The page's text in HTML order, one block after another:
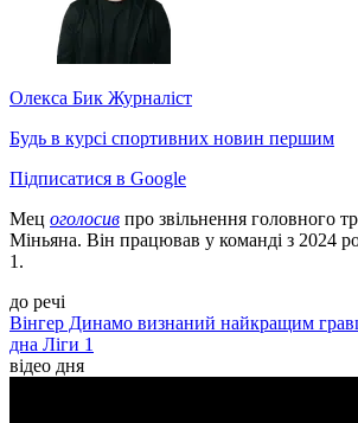
Олекса Бик Журналіст
Будь в курсі спортивних новин першим
Підписатися в Google
Мец оголосив про звільнення головного
Міньяна. Він працював у команді з 2024
1.
до речі
Вінгер Динамо визнаний найкращим
дна Ліги 1
відео дня